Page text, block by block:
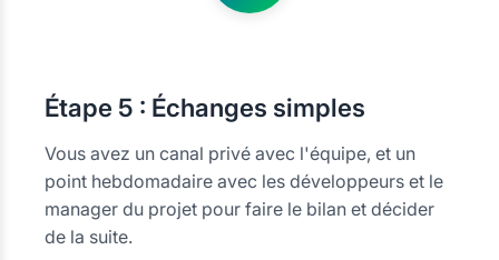
Étape 5 : Échanges simples
Vous avez un canal privé avec l'équipe, et un
point hebdomadaire avec les développeurs et le
manager du projet pour faire le bilan et décider
de la suite.